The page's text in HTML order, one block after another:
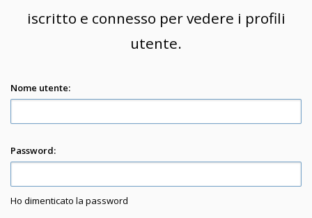
iscritto e connesso per vedere i profili
utente.
Nome utente:
Password:
Ho dimenticato la password